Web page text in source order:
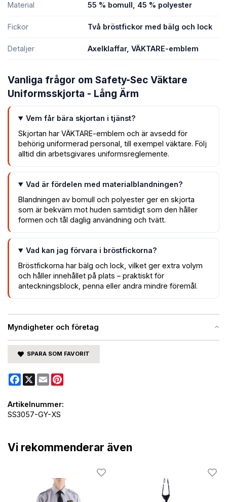
Myndigheter och företag
Material 55 % bomull, 45 % polyester
Fickor Två bröstfickor med bälg och lock
Detaljer Axelklaffar, VÄKTARE-emblem
Vanliga frågor om Safety-Sec Väktare
Uniformsskjorta - Lång Ärm
Vem får bära skjortan i tjänst?
Skjortan har VÄKTARE-emblem och är avsedd för
behörig uniformerad personal, till exempel väktare. Följ
alltid din arbetsgivares uniformsreglemente.
Vad är fördelen med materialblandningen?
Blandningen av bomull och polyester ger en skjorta
som är bekväm mot huden samtidigt som den håller
formen och tål daglig användning och tvätt.
Vad kan jag förvara i bröstfickorna?
Bröstfickorna har bälg och lock, vilket ger extra volym
och håller innehållet på plats – praktiskt för
anteckningsblock, penna eller andra mindre föremål.
SPARA SOM FAVORIT
Facebook
X Email
Artikelnummer:
SS3057-GY-XS
Vi rekommenderar även